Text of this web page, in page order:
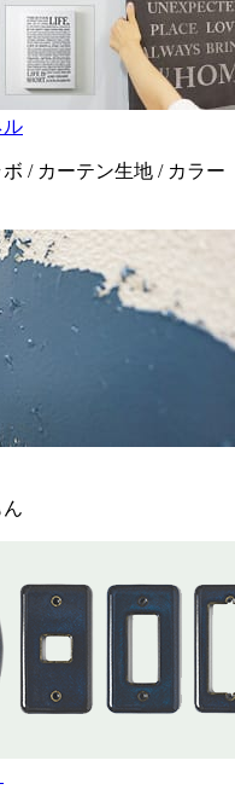
ル
/ カーテン生地 / カラー